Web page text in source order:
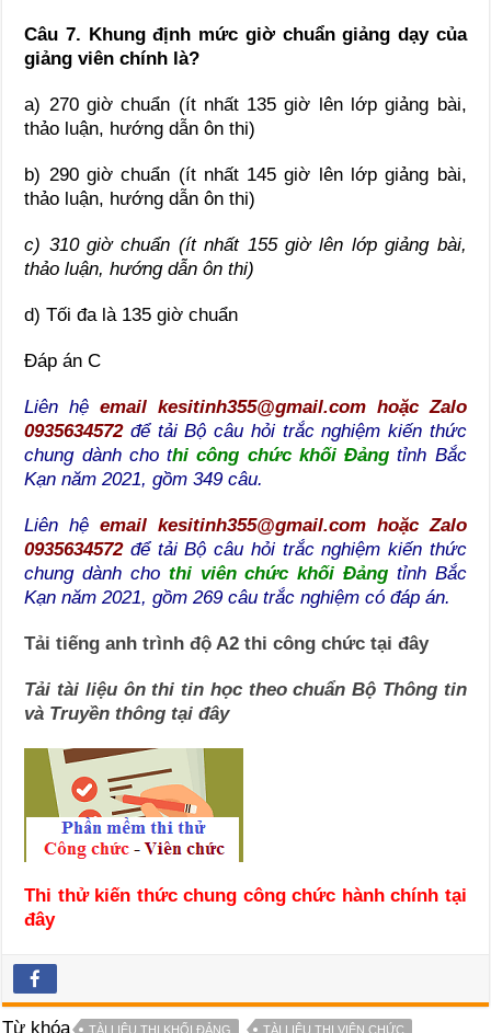
Câu 7. Khung định mức giờ chuẩn giảng dạy của
giảng viên chính là?
a) 270 giờ chuẩn (ít nhất 135 giờ lên lớp giảng bài,
thảo luận, hướng dẫn ôn thi)
b) 290 giờ chuẩn (ít nhất 145 giờ lên lớp giảng bài,
thảo luận, hướng dẫn ôn thi)
c) 310 giờ chuẩn (ít nhất 155 giờ lên lớp giảng bài,
thảo luận, hướng dẫn ôn thi)
d) Tối đa là 135 giờ chuẩn
Đáp án C
Liên hệemail kesitinh355@gmail.com hoặc Zalo
0935634572để tải Bộ câu hỏi trắc nghiệm kiến thức
chung dành cho thi công chức khối Đảng tỉnh Bắc
Kạn năm 2021, gồm 349 câu.
Liên hệemail kesitinh355@gmail.com hoặc Zalo
0935634572để tải Bộ câu hỏi trắc nghiệm kiến thức
chung dành cho thi viên chức khối Đảng tỉnh Bắc
Kạn năm 2021, gồm 269 câu trắc nghiệm có đáp án.
Tải tiếng anh trình độ A2 thi công chức tại đây
Tải tài liệu ôn thi tin học theo chuẩn Bộ Thông tin
và Truyền thông tại đây
Thi thử kiến thức chung công chức hành chính tại
đây
Từ khóa TÀI LIỆU THI KHỐI ĐẢNG TÀI LIỆU THI VIÊN CHỨC